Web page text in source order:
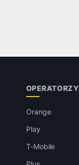
OPERATORZY
Orange
Play
T-Mobile